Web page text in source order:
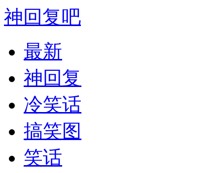
神回复吧
最新
神回复
冷笑话
搞笑图
笑话